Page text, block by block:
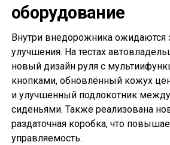
оборудование
Внутри внедорожника ожидаются
улучшения. На тестах
новый дизайн руля с
кнопками, обновлённый кожух
и улучшенный подлокотник
сиденьями. Также реализована
раздаточная коробка, что
управляемость.